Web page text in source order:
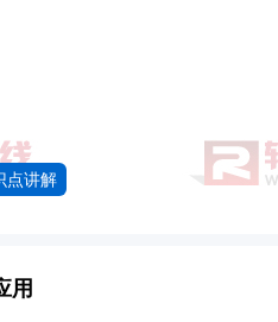
点讲解
用